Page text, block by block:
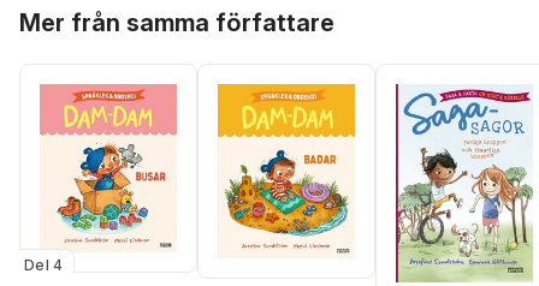
Mer från samma författare
Del 4